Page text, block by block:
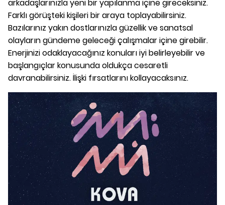
arkadaşlarınızla yeni bir yapılanma içine gireceksiniz.
Farklı görüşteki kişileri bir araya toplayabilirsiniz.
Bazılarınız yakın dostlarınızla güzellik ve sanatsal
olayların gündeme geleceği çalışmalar içine girebilir.
Enerjinizi odaklayacağınız konuları iyi belirleyebilir ve
başlangıçlar konusunda oldukça cesaretli
davranabilirsiniz. İlişki fırsatlarını kollayacaksınız.